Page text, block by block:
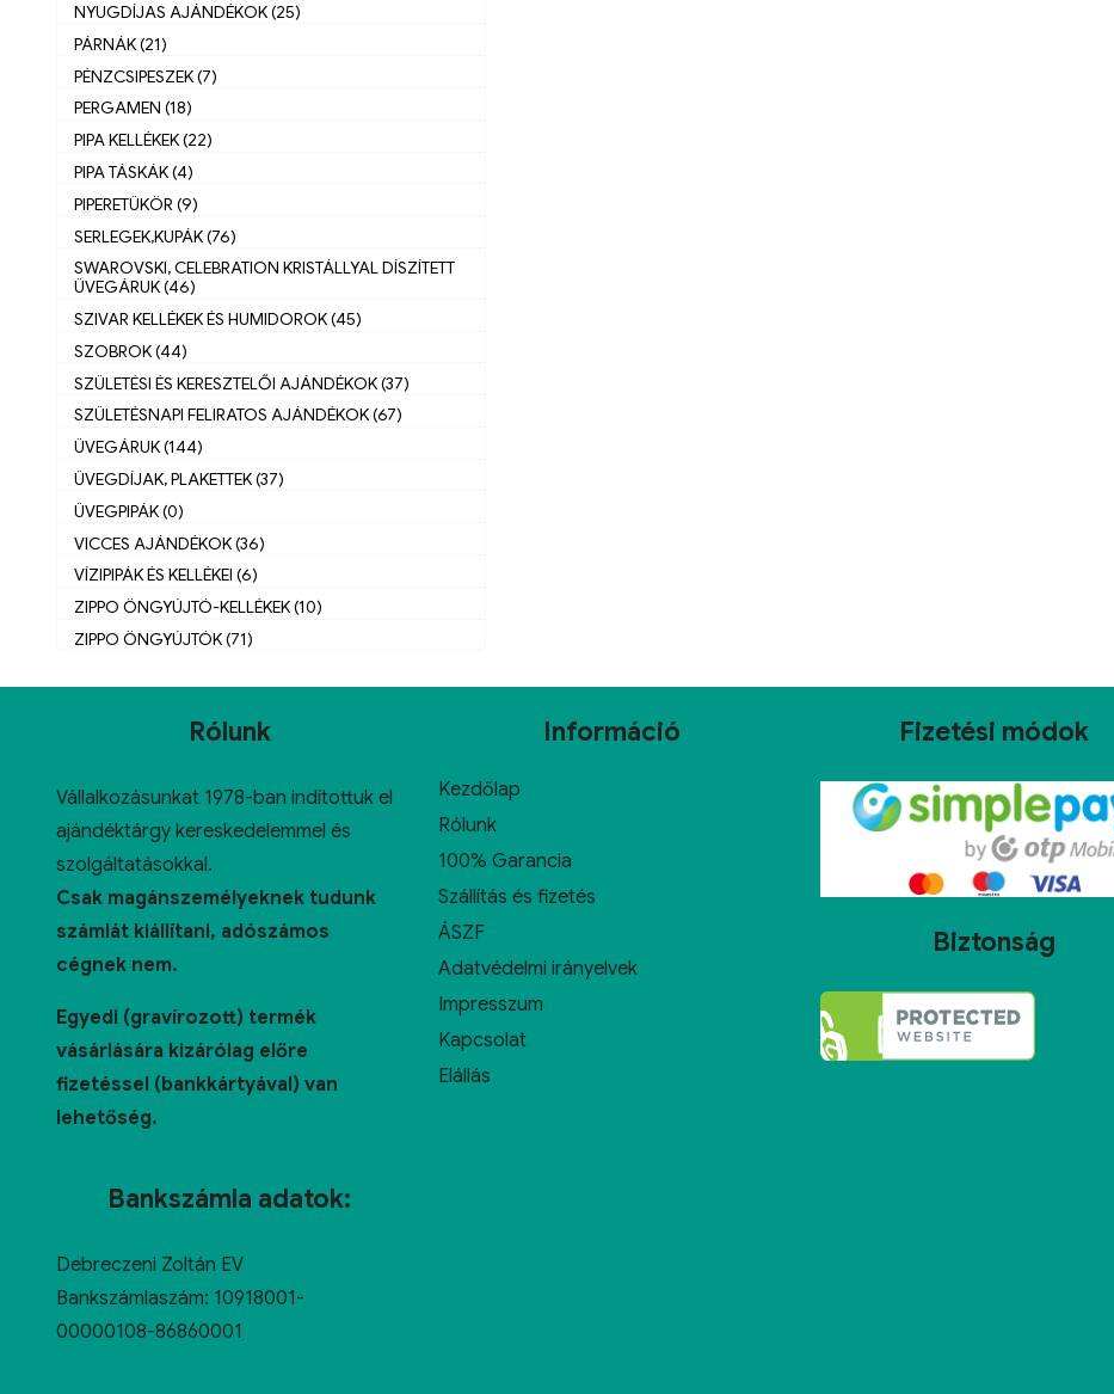
NYUGDÍJAS AJÁNDÉKOK (25)
PÁRNÁK (21)
PÉNZCSIPESZEK (7)
PERGAMEN (18)
PIPA KELLÉKEK (22)
PIPA TÁSKÁK (4)
PIPERETÜKÖR (9)
SERLEGEK,KUPÁK (76)
SWAROVSKI, CELEBRATION KRISTÁLLYAL DÍSZÍTETT
ÜVEGÁRUK (46)
SZIVAR KELLÉKEK ÉS HUMIDOROK (45)
SZOBROK (44)
SZÜLETÉSI ÉS KERESZTELŐI AJÁNDÉKOK (37)
SZÜLETÉSNAPI FELIRATOS AJÁNDÉKOK (67)
ÜVEGÁRUK (144)
ÜVEGDÍJAK, PLAKETTEK (37)
ÜVEGPIPÁK (0)
VICCES AJÁNDÉKOK (36)
VÍZIPIPÁK ÉS KELLÉKEI (6)
ZIPPO ÖNGYÚJTÓ-KELLÉKEK (10)
ZIPPO ÖNGYÚJTÓK (71)
Rólunk
Vállalkozásunkat 1978-ban indítottuk el
ajándéktárgy kereskedelemmel és
szolgáltatásokkal.
Csak magánszemélyeknek tudunk
számlát kiállítani, adószámos
cégnek nem.
Egyedi (gravírozott) termék
vásárlására kizárólag előre
fizetéssel (bankkártyával) van
lehetőség.
Bankszámla adatok:
Debreczeni Zoltán EV
Bankszámlaszám: 10918001-
00000108-86860001
Információ
Kezdőlap
Rólunk
100% Garancia
Szállítás és fizetés
ÁSZF
Adatvédelmi irányelvek
Impresszum
Kapcsolat
Elállás
Fizetési módok
Biztonság